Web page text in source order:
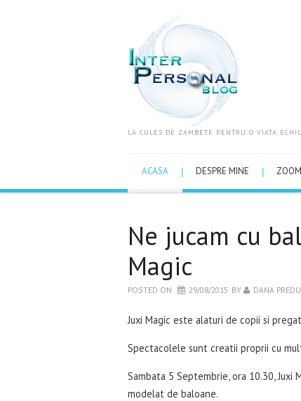
LA CULES DE ZAMBETE PENTRU O VIATA
ACASA DESPRE MINE
Ne jucam cu
Magic
POSTED ON 29/08/2015 BY DANA PREDU
Juxi Magic este alaturi de copii si
Spectacolele sunt creatii proprii cu
Sambata 5 Septembrie, ora 10.30,
modelat de baloane.